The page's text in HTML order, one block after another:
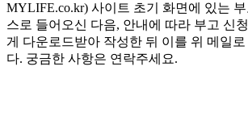
MYLIFE.co.kr) 사이트 초기 화면에 있는 부
스로 들어오신 다음, 안내에 따라 부고 신
게 다운로드받아 작성한 뒤 이를 위 메일로
다. 궁금한 사항은 연락주세요.